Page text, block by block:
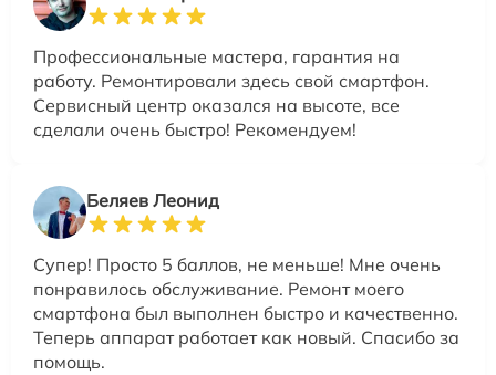
Профессиональные мастера, гарантия на
работу. Ремонтировали здесь свой смартфон.
Сервисный центр оказался на высоте, все
сделали очень быстро! Рекомендуем!
Беляев Леонид
Супер! Просто 5 баллов, не меньше! Мне очень
понравилось обслуживание. Ремонт моего
смартфона был выполнен быстро и качественно.
Теперь аппарат работает как новый. Спасибо за
помощь.